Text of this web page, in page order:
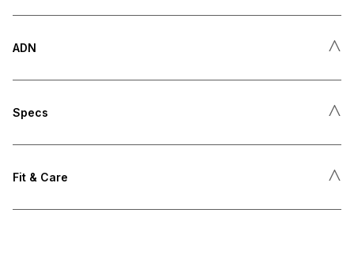
ADN ˄
Specs ˄
Fit & Care ˄